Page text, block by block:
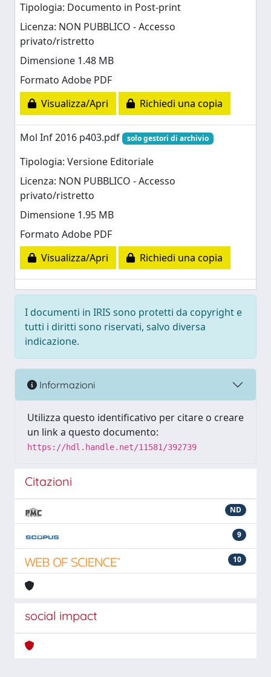
Tipologia: Documento in Post-print
Licenza: NON PUBBLICO - Accesso
privato/ristretto
Dimensione 1.48 MB
Formato Adobe PDF
Visualizza/Apri
Richiedi una copia
Mol Inf 2016 p403.pdf solo gestori di archivio
Tipologia: Versione Editoriale
Licenza: NON PUBBLICO - Accesso
privato/ristretto
Dimensione 1.95 MB
Formato Adobe PDF
Visualizza/Apri
Richiedi una copia
I documenti in IRIS sono protetti da copyright e
tutti i diritti sono riservati, salvo diversa
indicazione.
Informazioni
Utilizza questo identificativo per citare o creare
un link a questo documento:
https://hdl.handle.net/11581/392739
Citazioni
ND
9
10
social impact